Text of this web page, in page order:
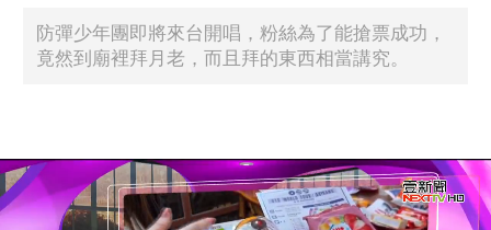
防彈少年團即將來台開唱，粉絲為了能搶票成功，
竟然到廟裡拜月老，而且拜的東西相當講究。